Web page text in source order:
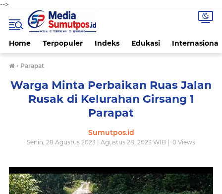
-->
Home Terpopuler Indeks Edukasi Internasional
› Parapat
Warga Minta Perbaikan Ruas Jalan
Rusak di Kelurahan Girsang 1
Parapat
Sumutpos.id
Senin, 28 Agustus 2023 | Agustus 28, 2023 WIB | 0 Views